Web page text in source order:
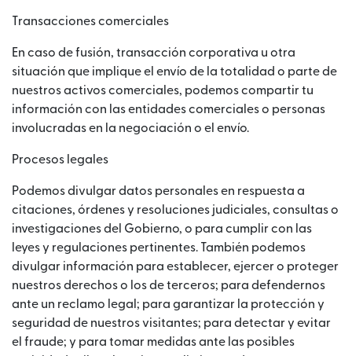
Transacciones comerciales
En caso de fusión, transacción corporativa u otra
situación que implique el envío de la totalidad o parte de
nuestros activos comerciales, podemos compartir tu
información con las entidades comerciales o personas
involucradas en la negociación o el envío.
Procesos legales
Podemos divulgar datos personales en respuesta a
citaciones, órdenes y resoluciones judiciales, consultas o
investigaciones del Gobierno, o para cumplir con las
leyes y regulaciones pertinentes. También podemos
divulgar información para establecer, ejercer o proteger
nuestros derechos o los de terceros; para defendernos
ante un reclamo legal; para garantizar la protección y
seguridad de nuestros visitantes; para detectar y evitar
el fraude; y para tomar medidas ante las posibles